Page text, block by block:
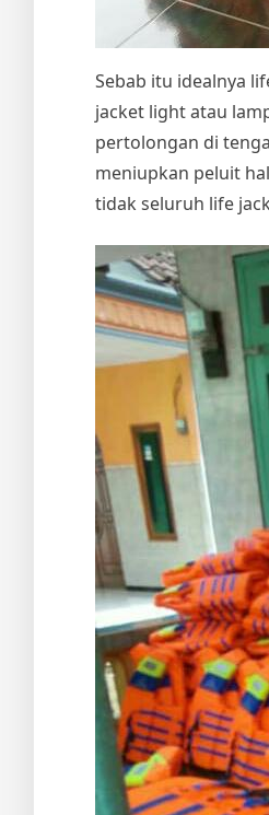
Sebab itu idealnya
jacket light atau
pertolongan di
meniupkan peluit
tidak seluruh life